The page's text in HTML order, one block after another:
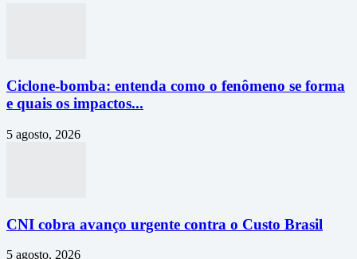
Ciclone-bomba: entenda como o fenômeno se forma
e quais os impactos...
5 agosto, 2026
CNI cobra avanço urgente contra o Custo Brasil
5 agosto, 2026